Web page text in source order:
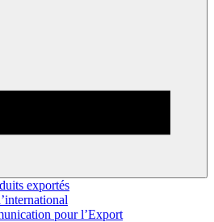
exportés
pour l’Export